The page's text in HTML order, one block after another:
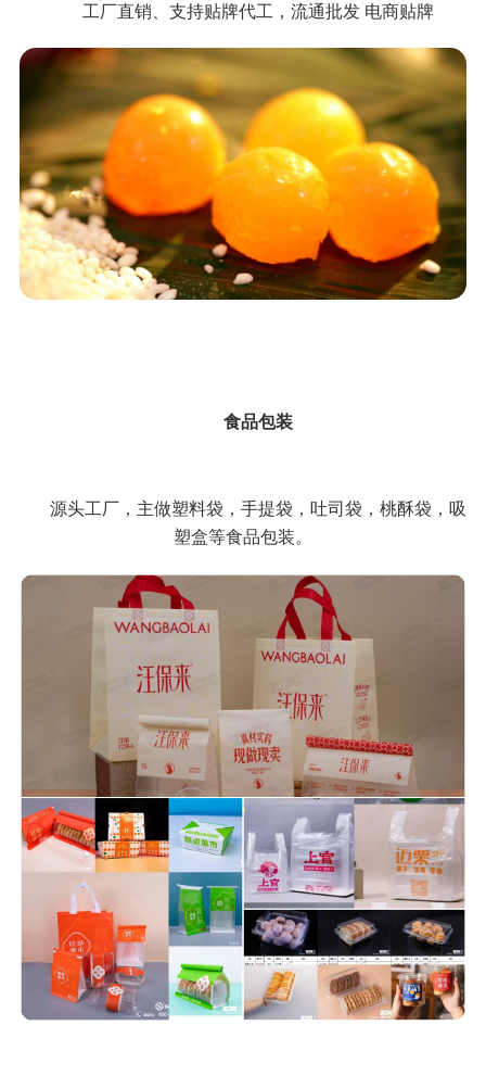
工厂直销、支持贴牌代工，流通批发 电商贴牌
食品包装
源头工厂，主做塑料袋，手提袋，吐司袋，桃酥袋，吸
塑盒等食品包装。